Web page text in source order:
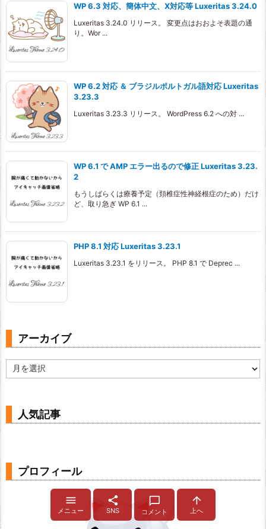
WP 6.3 対応、簡体中文、X対応等 Luxeritas 3.24.0
Luxeritas 3.24.0 リリース。 変更点はおおよそ表題の通
り。Wor ...
WP 6.2 対応 ＆ ブラジルポルトガル語対応 Luxeritas
3.23.3
Luxeritas 3.23.3 リリース。 WordPress 6.2 への対 ...
WP 6.1 で AMP エラー出るので修正 Luxeritas 3.23.
2
もうしばらくは療養予定（頚椎症性神経根症のため）だけ
ど、取り急ぎ WP 6.1 ...
PHP 8.1 対応 Luxeritas 3.23.1
Luxeritas 3.23.1 をリリース。 PHP 8.1 で Deprec ...
アーカイブ
ー
人気記事
プロフィール

メニュー

SNS

コメント

上へ